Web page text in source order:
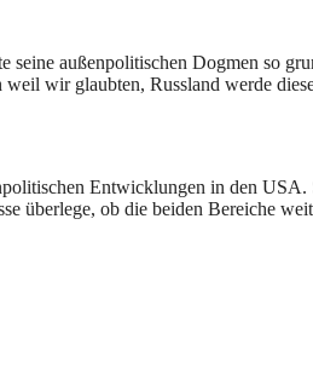
seine außenpolitischen Dogmen so
wir glaubten, Russland werde
Entwicklungen in den
überlege, ob die beiden Bereiche